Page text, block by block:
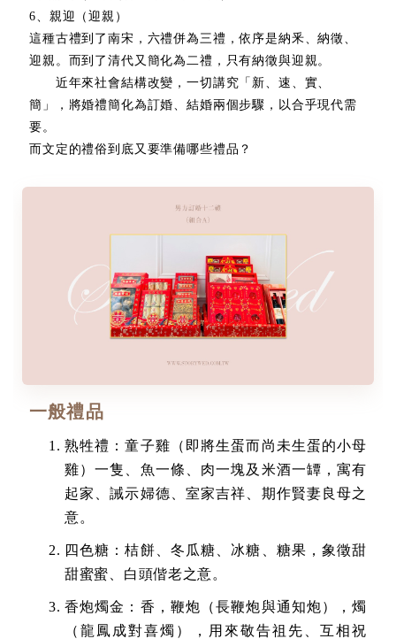
6、親迎（迎親）
這種古禮到了南宋，六禮併為三禮，依序是納釆、納徵、
迎親。而到了清代又簡化為二禮，只有納徵與迎親。
近年來社會結構改變，一切講究「新、速、實、
簡」，將婚禮簡化為訂婚、結婚兩個步驟，以合乎現代需
要。
而文定的禮俗到底又要準備哪些禮品？
一般禮品
熟牲禮：童子雞（即將生蛋而尚未生蛋的小母
雞）一隻、魚一條、肉一塊及米酒一罈，寓有
起家、誡示婦德、室家吉祥、期作賢妻良母之
意。
四色糖：桔餅、冬瓜糖、冰糖、糖果，象徵甜
甜蜜蜜、白頭偕老之意。
香炮燭金：香，鞭炮（長鞭炮與通知炮），燭
（龍鳳成對喜燭），用來敬告祖先、互相祝